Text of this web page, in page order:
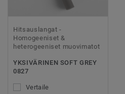
Hitsauslangat -
Homogeeniset &
heterogeeniset muovimatot
YKSIVÄRINEN SOFT GREY
0827
Vertaile